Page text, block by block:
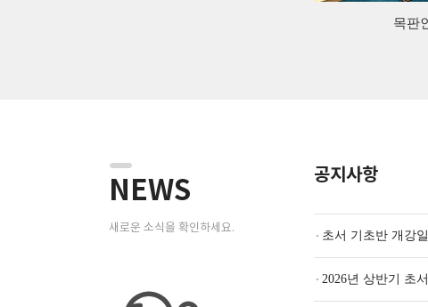
목판
NEWS
새로운 소식을 확인하세요.
공지사항
초서 기초반 개강
2026년 상반기 초